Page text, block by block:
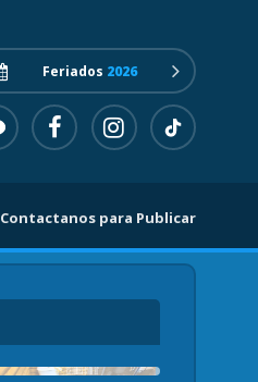
Feriados 2026
Contactanos para Publicar